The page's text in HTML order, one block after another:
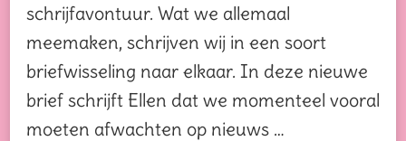
schrijfavontuur. Wat we allemaal
meemaken, schrijven wij in een soort
briefwisseling naar elkaar. In deze nieuwe
brief schrijft Ellen dat we momenteel vooral
moeten afwachten op nieuws …